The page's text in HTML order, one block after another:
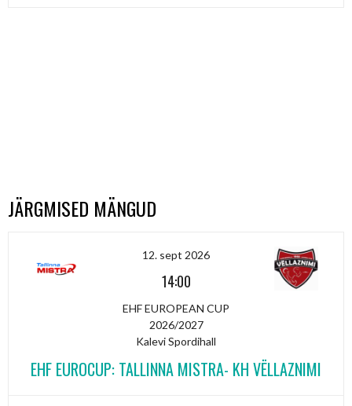
JÄRGMISED MÄNGUD
12. sept 2026
14:00
EHF EUROPEAN CUP
2026/2027
Kalevi Spordihall
EHF EUROCUP: TALLINNA MISTRA- KH VËLLAZNIMI